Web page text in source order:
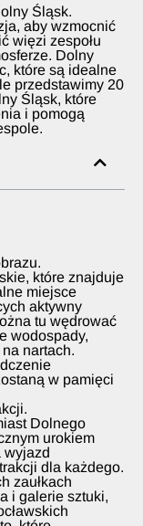
Śląsk.
aby wzmocnić
więzi zespołu
Dolny
które są idealne
przedstawimy 20
Śląsk, które
i pomogą
które znajduje
miejsce
aktywny
tu wędrować
wodospady,
nartach.
w pamięci
Dolnego
urokiem
wyjazd
dla każdego.
zaułkach
i galerie sztuki,